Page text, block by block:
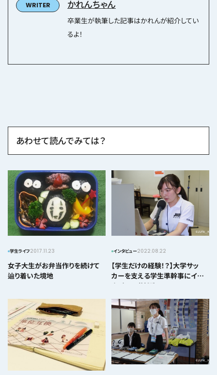
かれんちゃん
卒業生が執筆した記事はかれんが紹介してい
るよ！
あわせて読んでみては？
学生ライフ2017.11.23
女子大生がお弁当作りを続けて
辿り着いた境地
インタビュー2022.08.22
【学生だけの経験！？】大学サッ
カーを支える学生準幹事にイン
タビュー（前編）